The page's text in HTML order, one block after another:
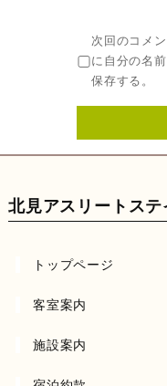
次回のコメ
に自分の名
保存する。
北見アスリートステ
トップページ
客室案内
施設案内